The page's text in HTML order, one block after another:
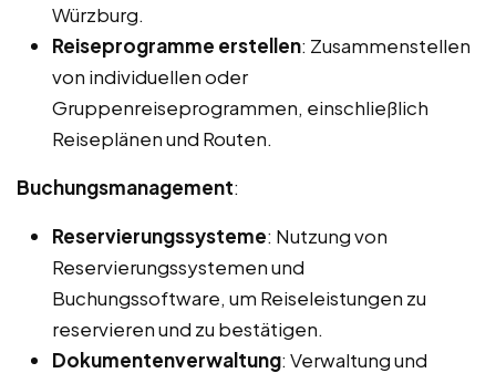
Würzburg.
Reiseprogramme erstellen: Zusammenstellen
von individuellen oder
Gruppenreiseprogrammen, einschließlich
Reiseplänen und Routen.
Buchungsmanagement:
Reservierungssysteme: Nutzung von
Reservierungssystemen und
Buchungssoftware, um Reiseleistungen zu
reservieren und zu bestätigen.
Dokumentenverwaltung: Verwaltung und